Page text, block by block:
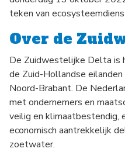
teken van
Over de
De Zuidwestelijke Delta is
de Zuid-Hollandse
Noord-Brabant. De
met ondernemers en
veilig en klimaatbestendig,
economisch aantrekkelijk
zoetwater.